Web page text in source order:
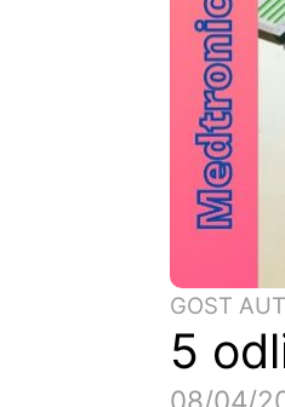
GOST
5
08/04/